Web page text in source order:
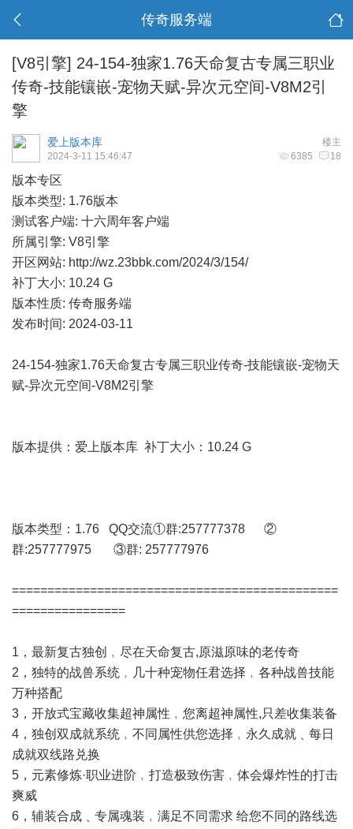
传奇服务端
[V8引擎] 24-154-独家1.76天命复古专属三职业
传奇-技能镶嵌-宠物天赋-异次元空间-V8M2引
擎
楼主
爱上版本库
6385 18
2024-3-11 15:46:47
版本专区
版本类型: 1.76版本
测试客户端: 十六周年客户端
所属引擎: V8引擎
开区网站: http://wz.23bbk.com/2024/3/154/
补丁大小: 10.24 G
版本性质: 传奇服务端
发布时间: 2024-03-11
24-154-独家1.76天命复古专属三职业传奇-技能镶嵌-宠物天
赋-异次元空间-V8M2引擎
版本提供：爱上版本库 补丁大小：10.24 G
版本类型：1.76 QQ交流①群:257777378 ②
群:257777975 ③群: 257777976
==============================================
================
1，最新复古独创﹐尽在天命复古,原滋原味的老传奇
2，独特的战兽系统﹐几十种宠物任君选择﹐各种战兽技能
万种搭配
3，开放式宝藏收集超神属性﹐您离超神属性,只差收集装备
4，独创双成就系统﹐不同属性供您选择﹐永久成就﹑每日
成就双线路兑换
5，元素修炼·职业进阶﹐打造极致伤害﹐体会爆炸性的打击
爽威
6，辅装合成﹑专属魂装﹐满足不同需求 给您不同的路线选